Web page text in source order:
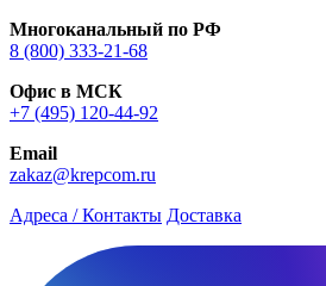
Многоканальный по РФ
8 (800) 333‑21-68
Офис в МСК
+7 (495) 120-44-92
Email
zakaz@krepcom.ru
Адреса / Контакты Доставка